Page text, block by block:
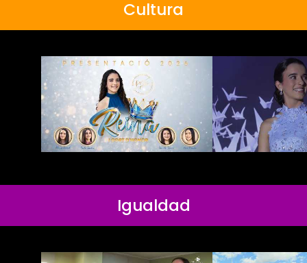
Cultura
Igualdad